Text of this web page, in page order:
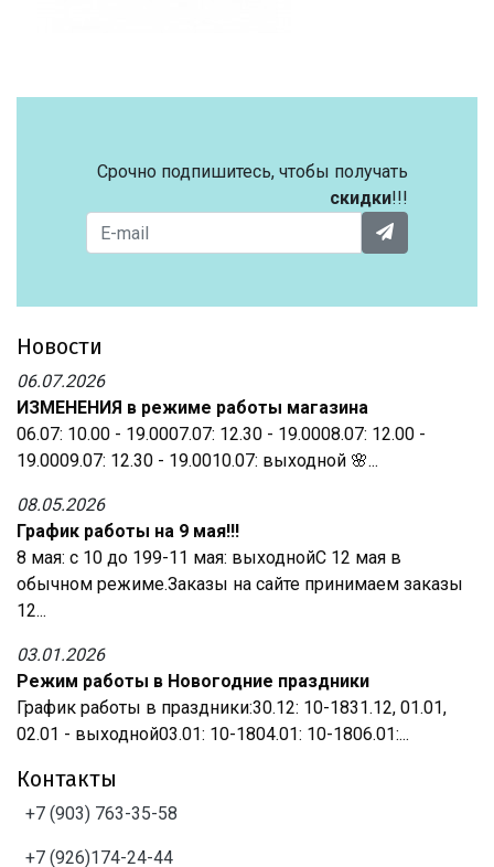
Срочно подпишитесь, чтобы получать
скидки!!!
Новости
06.07.2026
ИЗМЕНЕНИЯ в режиме работы магазина
06.07: 10.00 - 19.0007.07: 12.30 - 19.0008.07: 12.00 -
19.0009.07: 12.30 - 19.0010.07: выходной 🌸...
08.05.2026
График работы на 9 мая!!!
8 мая: с 10 до 199-11 мая: выходнойС 12 мая в
обычном режиме.Заказы на сайте принимаем заказы
12...
03.01.2026
Режим работы в Новогодние праздники
График работы в праздники:30.12: 10-1831.12, 01.01,
02.01 - выходной03.01: 10-1804.01: 10-1806.01:...
Контакты
+7 (903) 763-35-58
+7 (926)174-24-44